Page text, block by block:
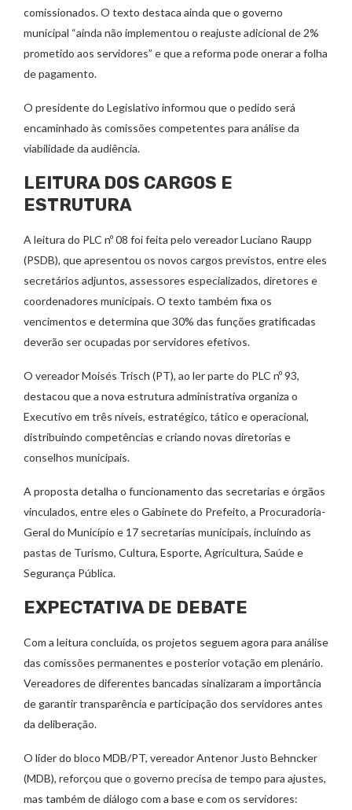
comissionados. O texto destaca ainda que o governo
municipal “ainda não implementou o reajuste adicional de 2%
prometido aos servidores” e que a reforma pode onerar a folha
de pagamento.
O presidente do Legislativo informou que o pedido será
encaminhado às comissões competentes para análise da
viabilidade da audiência.
LEITURA DOS CARGOS E
ESTRUTURA
A leitura do PLC nº 08 foi feita pelo vereador Luciano Raupp
(PSDB), que apresentou os novos cargos previstos, entre eles
secretários adjuntos, assessores especializados, diretores e
coordenadores municipais. O texto também fixa os
vencimentos e determina que 30% das funções gratificadas
deverão ser ocupadas por servidores efetivos.
O vereador Moisés Trisch (PT), ao ler parte do PLC nº 93,
destacou que a nova estrutura administrativa organiza o
Executivo em três níveis, estratégico, tático e operacional,
distribuindo competências e criando novas diretorias e
conselhos municipais.
A proposta detalha o funcionamento das secretarias e órgãos
vinculados, entre eles o Gabinete do Prefeito, a Procuradoria-
Geral do Município e 17 secretarias municipais, incluindo as
pastas de Turismo, Cultura, Esporte, Agricultura, Saúde e
Segurança Pública.
EXPECTATIVA DE DEBATE
Com a leitura concluída, os projetos seguem agora para análise
das comissões permanentes e posterior votação em plenário.
Vereadores de diferentes bancadas sinalizaram a importância
de garantir transparência e participação dos servidores antes
da deliberação.
O líder do bloco MDB/PT, vereador Antenor Justo Behncker
(MDB), reforçou que o governo precisa de tempo para ajustes,
mas também de diálogo com a base e com os servidores: